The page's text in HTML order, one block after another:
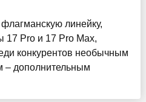
линейку,
17 Pro и 17 Pro Max,
конкурентов необычным
– дополнительным